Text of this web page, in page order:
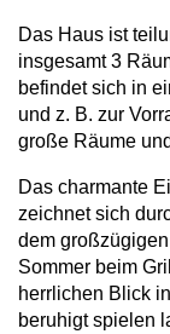
Das Haus ist
insgesamt 3
befindet sich in
und z. B. zur
große Räume
Das charmante
zeichnet sich
dem
Sommer beim
herrlichen Blick
beruhigt spielen